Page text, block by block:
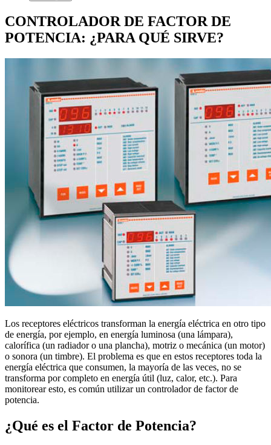
CONTROLADOR DE FACTOR DE
POTENCIA: ¿PARA QUÉ SIRVE?
Los receptores eléctricos transforman la energía eléctrica en otro tipo
de energía, por ejemplo, en energía luminosa (una lámpara),
calorífica (un radiador o una plancha), motriz o mecánica (un motor)
o sonora (un timbre). El problema es que en estos receptores toda la
energía eléctrica que consumen, la mayoría de las veces, no se
transforma por completo en energía útil (luz, calor, etc.). Para
monitorear esto, es común utilizar un controlador de factor de
potencia.
¿Qué es el Factor de Potencia?